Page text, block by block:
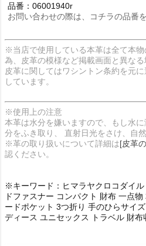
品番：06001940r
お問い合わせの際は、コチラの品番
※当店で使用している本革は全て本
為、皮革の模様など掲載画面と異な
皮革に関してはワシントン条約を元
しています。
※使用上の注意
本革は水分を嫌いますので、もし水
分をふき取り、 直射日光をさけ、自
※革の取り扱いについて詳細は[皮革
認ください。
※キーワード：ヒマラヤクロコダイ
ドファスナー コンパクト 財布 一点
ードポケット 3つ折り 手のひらサイ
ディース ユニセックス トラベル 財